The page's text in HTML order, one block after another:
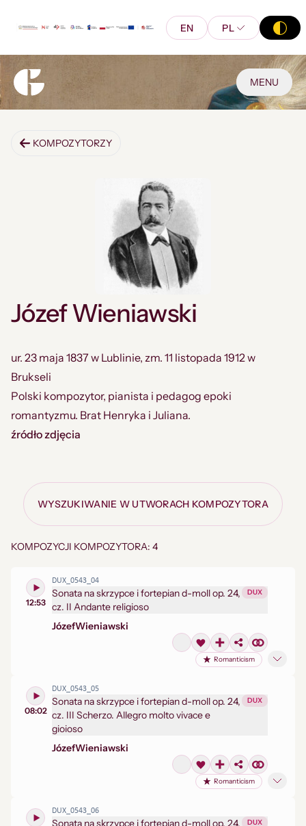
EN PL
MENU
KOMPOZYTORZY
Józef Wieniawski
ur. 23 maja 1837 w Lublinie, zm. 11 listopada 1912 w
Brukseli
Polski kompozytor, pianista i pedagog epoki
romantyzmu. Brat Henryka i Juliana.
źródło zdjęcia
WYSZUKIWANIE W UTWORACH KOMPOZYTORA
KOMPOZYCJI KOMPOZYTORA: 4
12:53
DUX_0543_04
Sonata na skrzypce i fortepian d-moll op. 24,
cz. II Andante religioso
DUX
JózefWieniawski
Romanticism
08:02
DUX_0543_05
Sonata na skrzypce i fortepian d-moll op. 24,
cz. III Scherzo. Allegro molto vivace e
gioioso
DUX
JózefWieniawski
Romanticism
DUX_0543_06
Sonata na skrzypce i fortepian d-moll op. 24,
DUX